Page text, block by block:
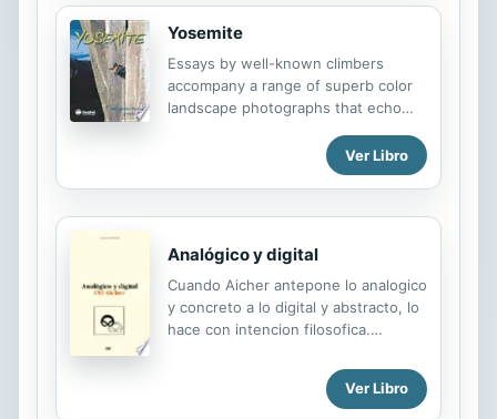
Spanish book explores the Milky Way
in depth, and introduces students to
new concepts, vocabulary terms,
and STEM topics. Aligned to state
and national standards, the leveled
text supports students reading at
above-, below-, and on-grade level.
The fun lab activity encourages
students to think like scientists.
Yosemite
Essays by well-known climbers
accompany a range of superb color
landscape photographs that echo
Adams and the Sierra Club large
format books of the 1970s.
Ver Libro
Analógico y digital
Cuando Aicher antepone lo analogico
y concreto a lo digital y abstracto, lo
hace con intencion filosofica.
critica el racionalismo de la
modernidad como fruto delVer Libro